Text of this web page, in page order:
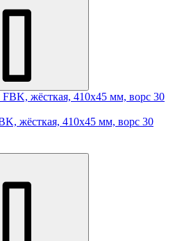
жёсткая, 410х45 мм, ворс 30